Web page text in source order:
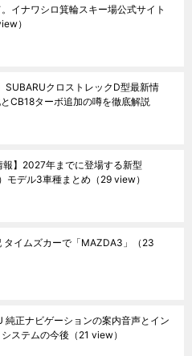
イナワシロ箕輪スキー場公式サイト
）
SUBARUクロストレックD型最新情
CB18ターボ追加の噂を徹底解説
報】2027年までに登場する新型
モデル3車種まとめ （29 view）
イムズカーで「MAZDA3」
（23
純正ナビゲーションの案内音声とイン
ステムの今後 （21 view）